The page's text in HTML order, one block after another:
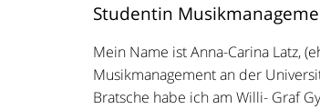
Studentin
Mein Name ist Anna-Carina Latz,
Musikmanagement an der
Bratsche habe ich am Willi- Graf